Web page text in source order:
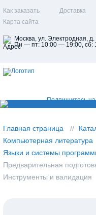
Как заказать Доставка
Карта сайта
Москва, ул. Электродная,
Пн — пт: 10:00 — 19:00, сб:
Главная страница
Компьютерная литература
Языки и системы
Предварительная
Инструменты и валидация